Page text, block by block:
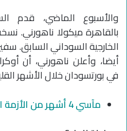
والأسبوع الماضي، قدم
بالقاهرة ميكولا ناهورني.
الخارجية السوداني السابق.
أيضا، وأعلن ناهورني، أن
في بورتسودان خلال الأشهر
مآسي 4 أشهر من الأزمة السودانية